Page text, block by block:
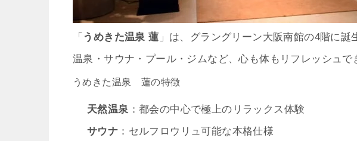
「 うめきた温泉 蓮 」は、グラングリーン大阪南館の4階に誕
温泉・サウナ・プール・ジムなど、心も体もリフレッシュで
うめきた温泉 蓮の特徴
天然温泉 ：都会の中心で極上のリラックス体験
サウナ ：セルフロウリュ可能な本格仕様